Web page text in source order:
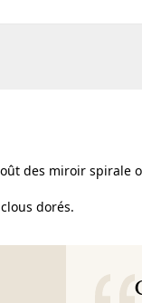
des miroir spirale
dorés.